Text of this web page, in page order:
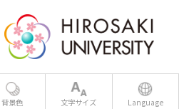
背景色 文字サイズ Language